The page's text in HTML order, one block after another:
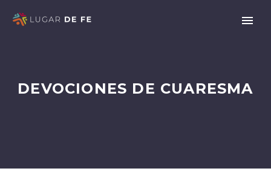
DEVOCIONES DE CUARESMA